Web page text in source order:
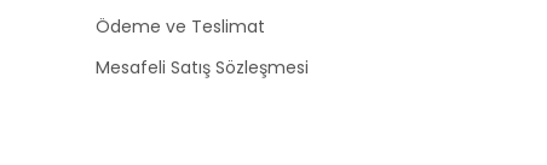
Ödeme ve Teslimat
Mesafeli Satış Sözleşmesi